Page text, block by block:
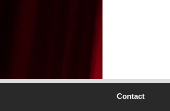
Contact